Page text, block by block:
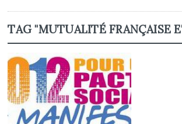
TAG "MUTUALITÉ FRANÇAISE